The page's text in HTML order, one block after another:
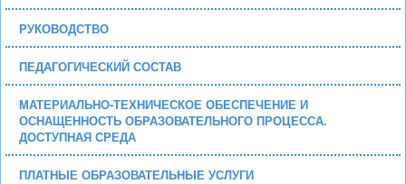
РУКОВОДСТВО
ПЕДАГОГИЧЕСКИЙ СОСТАВ
МАТЕРИАЛЬНО-ТЕХНИЧЕСКОЕ ОБЕСПЕЧЕНИЕ И
ОСНАЩЕННОСТЬ ОБРАЗОВАТЕЛЬНОГО ПРОЦЕССА.
ДОСТУПНАЯ СРЕДА
ПЛАТНЫЕ ОБРАЗОВАТЕЛЬНЫЕ УСЛУГИ